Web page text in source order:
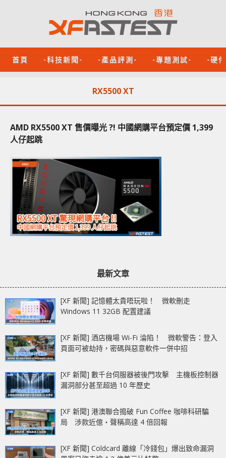
首頁 -科技新聞- -產品評測- -專題測試- -硬
RX5500 XT
AMD RX5500 XT 售價曝光 ?! 中國網購平台預定價 1,399
人仔起跳
最新文章
[XF 新聞] 記憶體太貴唔玩啦！ 微軟刪走
Windows 11 32GB 配置建議
[XF 新聞] 酒店機場 Wi-Fi 淪陷！ 微軟警告：登入
頁面可被劫持，密碼與惡意軟件一併中招
[XF 新聞] 數千台伺服器被後門攻擊 主機板控制器
漏洞部分甚至超過 10 年歷史
[XF 新聞] 港澳聯合搗破 Fun Coffee 咖啡科研騙
局 涉款近億‧聲稱高達 4 倍回報
[XF 新聞] Coldcard 離線「冷錢包」爆出致命漏洞